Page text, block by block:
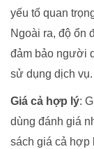
yếu tố quan
Ngoài ra, độ ổn
đảm bảo người
sử dụng dịch vụ.
Giá cả hợp lý:
dùng đánh giá
sách giá cả hợp